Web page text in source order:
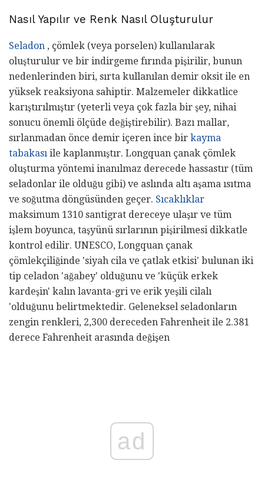
Nasıl Yapılır ve Renk Nasıl Oluşturulur
Seladon , çömlek (veya porselen) kullanılarak
oluşturulur ve bir indirgeme fırında pişirilir, bunun
nedenlerinden biri, sırta kullanılan demir oksit ile en
yüksek reaksiyona sahiptir. Malzemeler dikkatlice
karıştırılmıştır (yeterli veya çok fazla bir şey, nihai
sonucu önemli ölçüde değiştirebilir). Bazı mallar,
sırlanmadan önce demir içeren ince bir kayma
tabakası ile kaplanmıştır. Longquan çanak çömlek
oluşturma yöntemi inanılmaz derecede hassastır (tüm
seladonlar ile olduğu gibi) ve aslında altı aşama ısıtma
ve soğutma döngüsünden geçer. Sıcaklıklar
maksimum 1310 santigrat dereceye ulaşır ve tüm
işlem boyunca, taşyünü sırlarının pişirilmesi dikkatle
kontrol edilir. UNESCO, Longquan çanak
çömlekçiliğinde 'siyah cila ve çatlak etkisi' bulunan iki
tip celadon 'ağabey' olduğunu ve 'küçük erkek
kardeşin' kalın lavanta-gri ve erik yeşili cilalı
'olduğunu belirtmektedir. Geleneksel seladonların
zengin renkleri, 2,300 dereceden Fahrenheit ile 2.381
derece Fahrenheit arasında değişen
ad